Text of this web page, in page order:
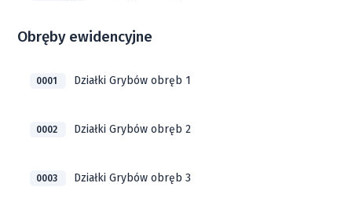
Obręby ewidencyjne
0001 Działki Grybów obręb 1
0002 Działki Grybów obręb 2
0003 Działki Grybów obręb 3